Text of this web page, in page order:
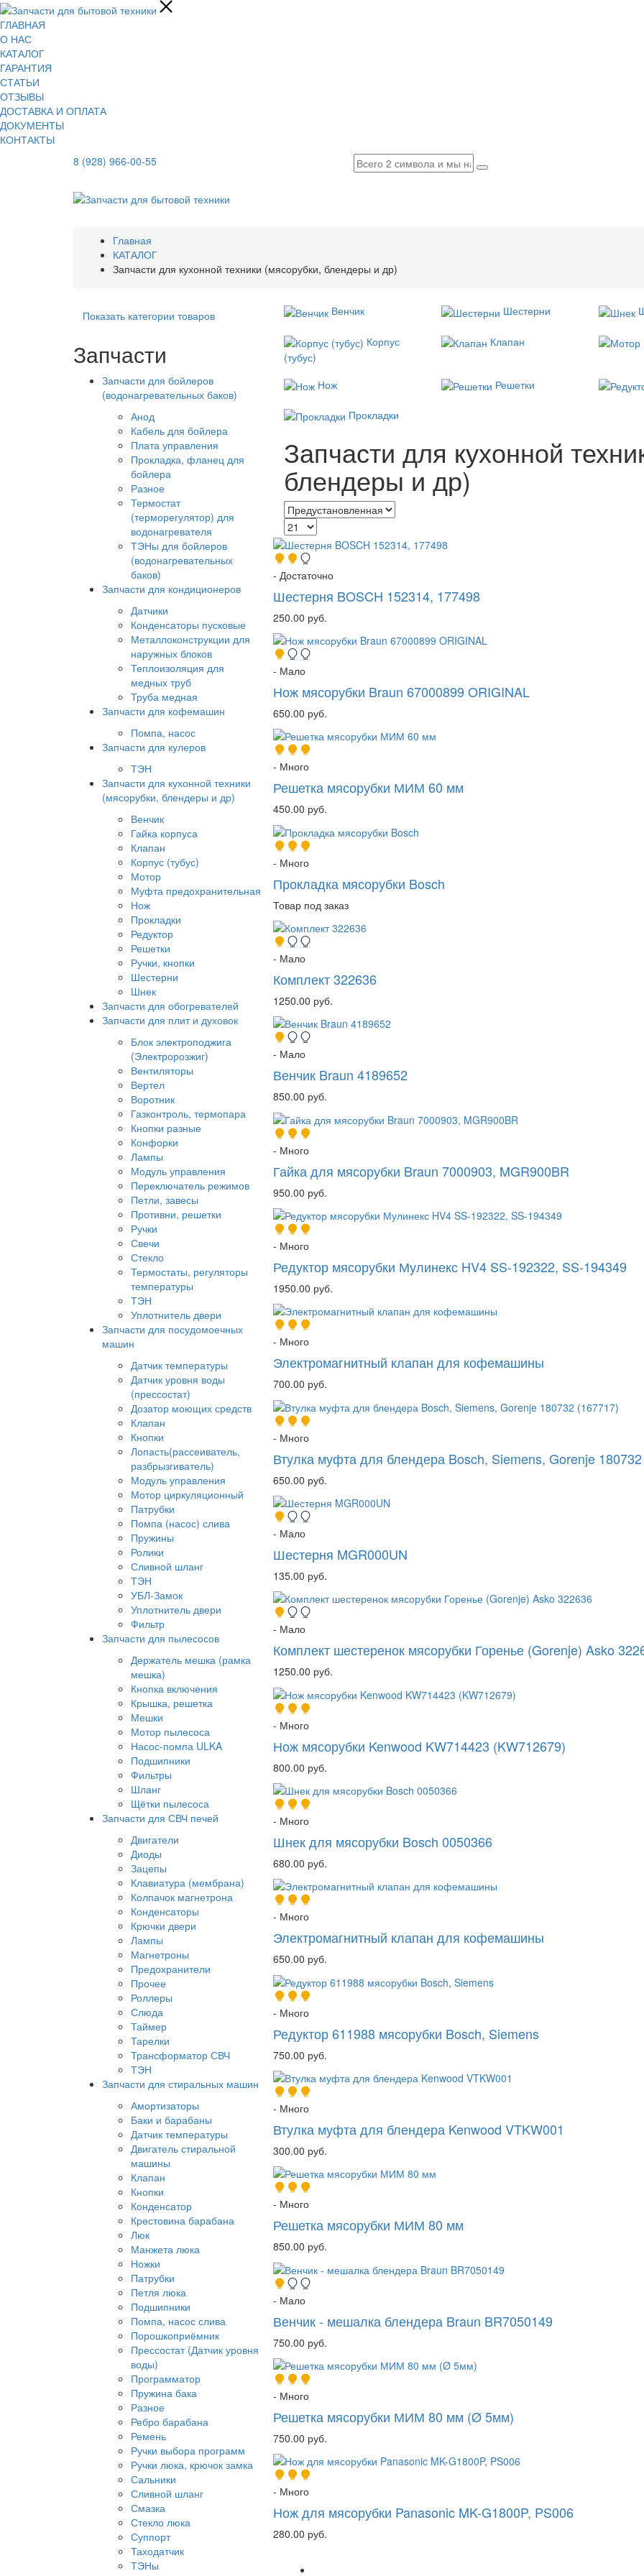
ГЛАВНАЯ
О НАС
КАТАЛОГ
ГАРАНТИЯ
СТАТЬИ
ОТЗЫВЫ
ДОСТАВКА И ОПЛАТА
ДОКУМЕНТЫ
КОНТАКТЫ
8 (928) 966-00-55
Главная
КАТАЛОГ
Запчасти для кухонной техники (мясорубки, блендеры и др)
Показать категории товаров
Запчасти
Запчасти для бойлеров
(водонагревательных баков)
Анод
Кабель для бойлера
Плата управления
Прокладка, фланец для
бойлера
Разное
Термостат
(терморегулятор) для
водонагревателя
ТЭНы для бойлеров
(водонагревательных
баков)
Запчасти для кондиционеров
Датчики
Конденсаторы пусковые
Металлоконструкции для
наружных блоков
Теплоизоляция для
медных труб
Труба медная
Запчасти для кофемашин
Помпа, насос
Запчасти для кулеров
ТЭН
Запчасти для кухонной техники
(мясорубки, блендеры и др)
Венчик
Гайка корпуса
Клапан
Корпус (тубус)
Мотор
Муфта предохранительная
Нож
Прокладки
Редуктор
Решетки
Ручки, кнопки
Шестерни
Шнек
Запчасти для обогревателей
Запчасти для плит и духовок
Блок электроподжига
(Электророзжиг)
Вентиляторы
Вертел
Воротник
Газконтроль, термопара
Кнопки разные
Конфорки
Лампы
Модуль управления
Переключатель режимов
Петли, завесы
Противни, решетки
Ручки
Свечи
Стекло
Термостаты, регуляторы
температуры
ТЭН
Уплотнитель двери
Запчасти для посудомоечных
машин
Датчик температуры
Датчик уровня воды
(прессостат)
Дозатор моющих средств
Клапан
Кнопки
Лопасть(рассеиватель,
разбрызгиватель)
Модуль управления
Мотор циркуляционный
Патрубки
Помпа (насос) слива
Пружины
Ролики
Сливной шланг
ТЭН
УБЛ-Замок
Уплотнитель двери
Фильтр
Запчасти для пылесосов
Держатель мешка (рамка
мешка)
Кнопка включения
Крышка, решетка
Мешки
Мотор пылесоса
Насос-помпа ULKA
Подшипники
Фильтры
Шланг
Щётки пылесоса
Запчасти для СВЧ печей
Двигатели
Диоды
Зацепы
Клавиатура (мембрана)
Колпачок магнетрона
Конденсаторы
Крючки двери
Лампы
Магнетроны
Предохранители
Прочее
Роллеры
Слюда
Таймер
Тарелки
Трансформатор СВЧ
ТЭН
Запчасти для стиральных машин
Амортизаторы
Баки и барабаны
Датчик температуры
Двигатель стиральной
машины
Клапан
Кнопки
Конденсатор
Крестовина барабана
Люк
Манжета люка
Ножки
Патрубки
Петля люка
Подшипники
Помпа, насос слива
Порошкоприёмник
Прессостат (Датчик уровня
воды)
Программатор
Пружина бака
Разное
Ребро барабана
Ремень
Ручки выбора программ
Ручки люка, крючок замка
Сальники
Сливной шланг
Смазка
Стекло люка
Суппорт
Таходатчик
ТЭНы
Венчик Шестерни
Корпус
(тубус)
Клапан
Нож Решетки
Прокладки
Запчасти для кухонной
блендеры и др)
- Достаточно
Шестерня BOSCH 152314, 177498
250.00 руб.
- Мало
Нож мясорубки Braun 67000899 ORIGINAL
650.00 руб.
- Много
Решетка мясорубки МИМ 60 мм
450.00 руб.
- Много
Прокладка мясорубки Bosch
Товар под заказ
- Мало
Комплект 322636
1250.00 руб.
- Мало
Венчик Braun 4189652
850.00 руб.
- Много
Гайка для мясорубки Braun 7000903, MGR900BR
950.00 руб.
- Много
Редуктор мясорубки Мулинекс HV4 SS-192322, SS-194349
1950.00 руб.
- Много
Электромагнитный клапан для кофемашины
700.00 руб.
- Много
Втулка муфта для блендера Bosch, Siemens, Gorenje
650.00 руб.
- Мало
Шестерня MGR000UN
135.00 руб.
- Мало
Комплект шестеренок мясорубки Горенье (Gorenje) Asko
1250.00 руб.
- Много
Нож мясорубки Kenwood KW714423 (KW712679)
800.00 руб.
- Много
Шнек для мясорубки Bosch 0050366
680.00 руб.
- Много
Электромагнитный клапан для кофемашины
650.00 руб.
- Много
Редуктор 611988 мясорубки Bosch, Siemens
750.00 руб.
- Много
Втулка муфта для блендера Kenwood VTKW001
300.00 руб.
- Много
Решетка мясорубки МИМ 80 мм
850.00 руб.
- Мало
Венчик - мешалка блендера Braun BR7050149
750.00 руб.
- Много
Решетка мясорубки МИМ 80 мм (Ø 5мм)
750.00 руб.
- Много
Нож для мясорубки Panasonic MK-G1800P, PS006
280.00 руб.